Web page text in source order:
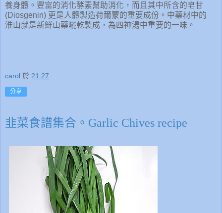
養身體。豐富的消化酵素幫助消化，而且其中所含的皂甘
(Diosgenin) 更是人體製造荷爾蒙的重要成份。中藥材中的
淮山就是新鮮山藥曬乾製成，為四神湯中重要的一味。
carol 於 21:27
分享
韭菜食譜集合。Garlic Chives recipe